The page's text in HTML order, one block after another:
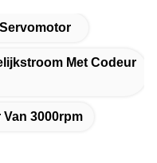
Met Codeur
3000rpm